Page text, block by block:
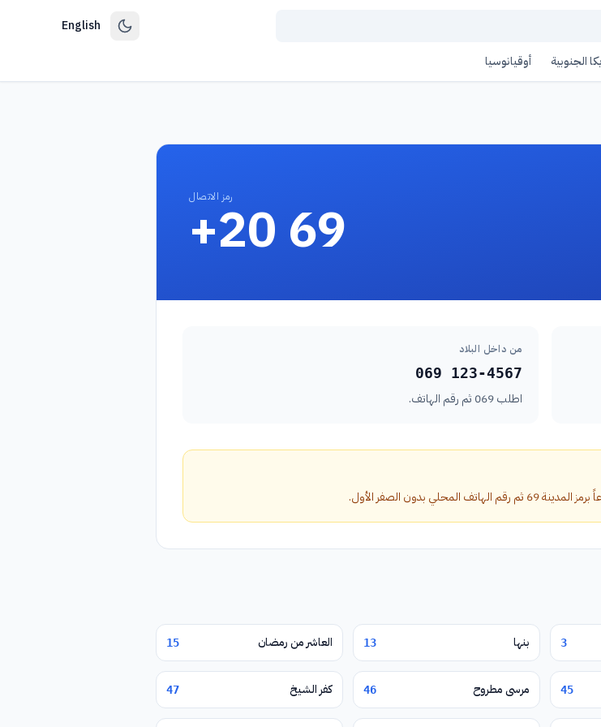
English
الجنوبية أوقيانوسيا
رمز الاتصال
+20 69
من داخل البلاد
069 123-4567
اطلب 069 ثم رقم الهاتف.
3 بنها 13 العاشر من رمضان 15
45 مرسى مطروح 46 كفر الشيخ 47